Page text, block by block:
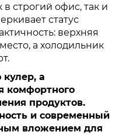
строгий офис, так и
статус
верхняя
а холодильник
а
комфортного
продуктов.
и современный
вложением для